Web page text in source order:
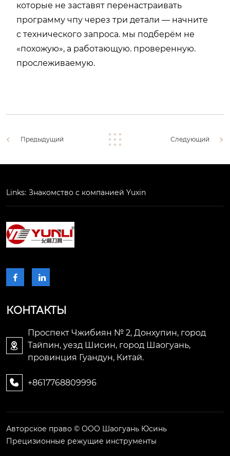
которые не заставят перенастраивать
программу чпу через три детали — начните
с технического запроса. мы подберём не
«похожую», а работающую. проверенную.
прослеживаемую.
Предыдущий Следующий
Links: Знакомство с компанией Yuxin
 
КОНТАКТЫ

Проспект Чжибиян № 2, Донхупин, город
Тайпин, уезд Шисин, город Шаогуань,
провинция Гуандун, Китай.
 +8617768809996
Авторское право © ООО Шаогуань Юсинь
Прецизионные режущие инструменты